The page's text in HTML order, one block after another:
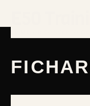
content